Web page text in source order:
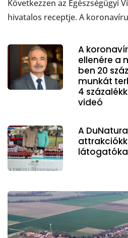
Következzen az Egészségügyi
hivatalos receptje. A
A
ellenére a
ben 20
munkát
4
videó
A